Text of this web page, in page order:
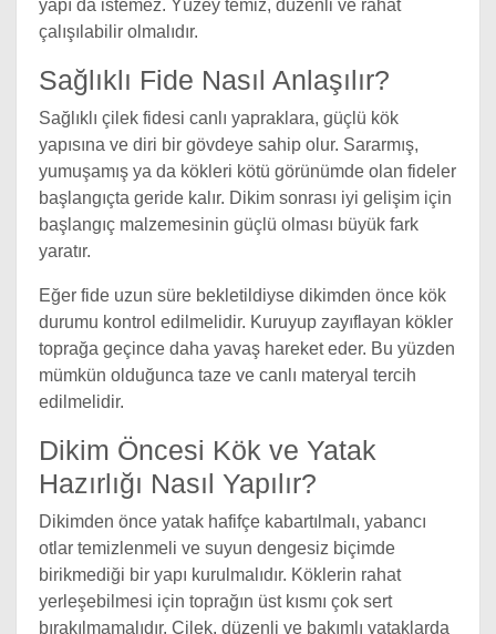
yapı da istemez. Yüzey temiz, düzenli ve rahat
çalışılabilir olmalıdır.
Sağlıklı Fide Nasıl Anlaşılır?
Sağlıklı çilek fidesi canlı yapraklara, güçlü kök
yapısına ve diri bir gövdeye sahip olur. Sararmış,
yumuşamış ya da kökleri kötü görünümde olan fideler
başlangıçta geride kalır. Dikim sonrası iyi gelişim için
başlangıç malzemesinin güçlü olması büyük fark
yaratır.
Eğer fide uzun süre bekletildiyse dikimden önce kök
durumu kontrol edilmelidir. Kuruyup zayıflayan kökler
toprağa geçince daha yavaş hareket eder. Bu yüzden
mümkün olduğunca taze ve canlı materyal tercih
edilmelidir.
Dikim Öncesi Kök ve Yatak
Hazırlığı Nasıl Yapılır?
Dikimden önce yatak hafifçe kabartılmalı, yabancı
otlar temizlenmeli ve suyun dengesiz biçimde
birikmediği bir yapı kurulmalıdır. Köklerin rahat
yerleşebilmesi için toprağın üst kısmı çok sert
bırakılmamalıdır. Çilek, düzenli ve bakımlı yataklarda